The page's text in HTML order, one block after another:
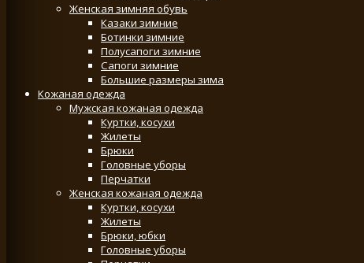
Женская зимняя обувь
Казаки зимние
Ботинки зимние
Полусапоги зимние
Сапоги зимние
Большие размеры зима
Кожаная одежда
Мужская кожаная одежда
Куртки, косухи
Жилеты
Брюки
Головные уборы
Перчатки
Женская кожаная одежда
Куртки, косухи
Жилеты
Брюки, юбки
Головные уборы